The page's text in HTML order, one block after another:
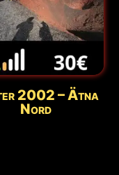
2002 – Ätna
Nord